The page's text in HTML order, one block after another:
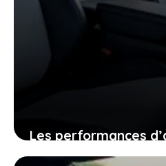
Les performances
autoroutière du